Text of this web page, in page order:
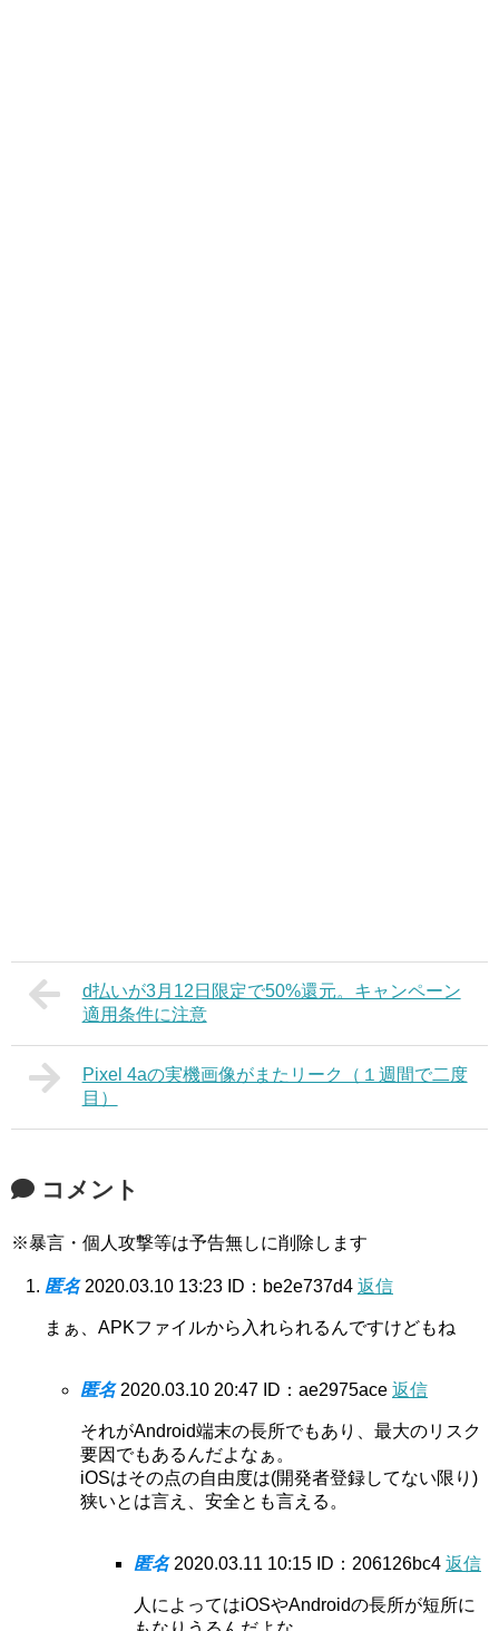
d払いが3月12日限定で50%還元。キャンペーン
適用条件に注意
Pixel 4aの実機画像がまたリーク（１週間で二度
目）
コメント
※暴言・個人攻撃等は予告無しに削除します
匿名 2020.03.10 13:23 ID：be2e737d4 返信
まぁ、APKファイルから入れられるんですけどもね
匿名 2020.03.10 20:47 ID：ae2975ace 返信
それがAndroid端末の長所でもあり、最大のリスク
要因でもあるんだよなぁ。
iOSはその点の自由度は(開発者登録してない限り)
狭いとは言え、安全とも言える。
匿名 2020.03.11 10:15 ID：206126bc4 返信
人によってはiOSやAndroidの長所が短所に